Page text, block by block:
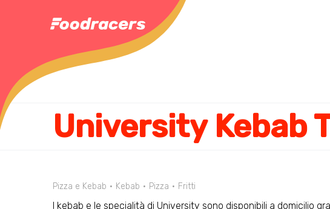
University Kebab
Pizza e Kebab Kebab Pizza Fritti
I kebab e le specialità di University sono disponibili a domicilio